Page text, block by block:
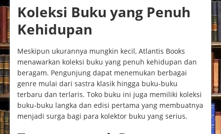
Koleksi Buku yang Penuh
Kehidupan
Meskipun ukurannya mungkin kecil, Atlantis Books
menawarkan koleksi buku yang penuh kehidupan dan
beragam. Pengunjung dapat menemukan berbagai
genre mulai dari sastra klasik hingga buku-buku
terbaru dan terlaris. Toko buku ini juga memiliki koleksi
buku-buku langka dan edisi pertama yang membuatnya
menjadi surga bagi para kolektor buku yang serius.